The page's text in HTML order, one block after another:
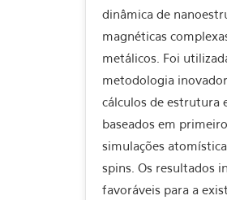
dinâmica de
magnéticas
metálicos. Foi
metodologia
cálculos de estrutura
baseados em
simulações
spins. Os resultados
favoráveis para a